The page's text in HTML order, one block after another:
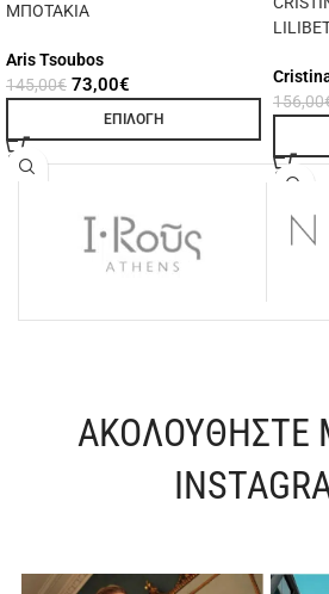
ΜΠΟΤΑΚΙΑ
Aris Tsoubos
145,00€ 73,00€
ΕΠΙΛΟΓΉ
156,00
ΑΚΟΛΟΥΘΗΣΤΕ